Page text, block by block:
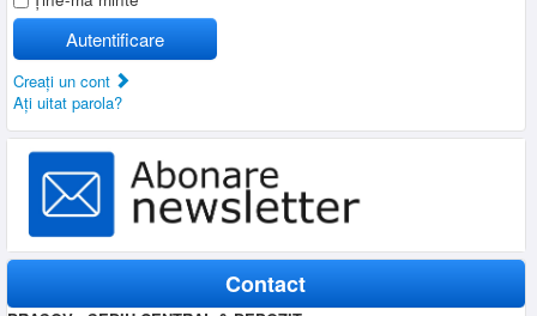
Autentificare
Creaţi un cont
Aţi uitat parola?
Contact